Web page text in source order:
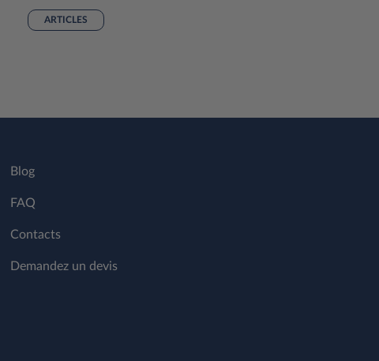
ARTICLES
Blog
FAQ
Contacts
Demandez un devis